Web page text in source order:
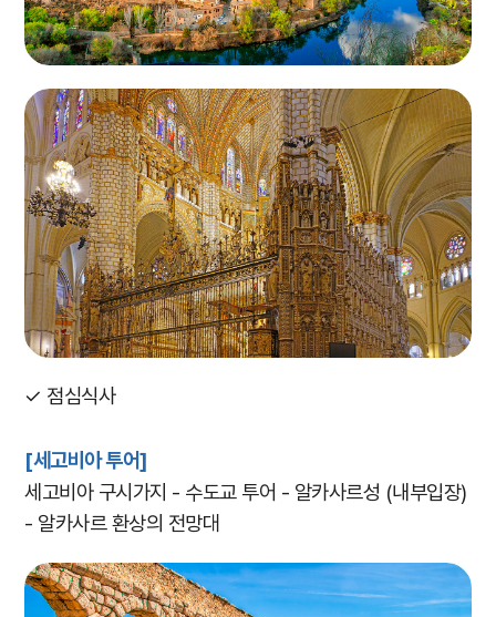
✓ 점심식사
[세고비아 투어]
세고비아 구시가지 - 수도교 투어 - 알카사르성 (내부입장)
- 알카사르 환상의 전망대